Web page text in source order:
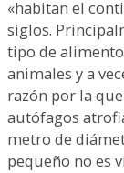
«habitan el
siglos.
tipo de
animales y a
razón por la
autófagos
metro de
pequeño no es